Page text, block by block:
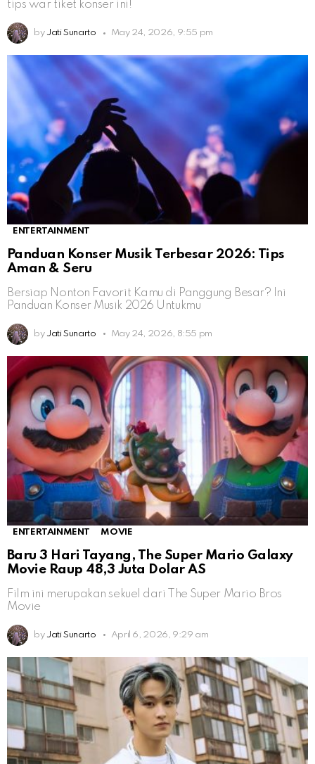
tips war tiket konser ini!
by Jati Sunarto May 24, 2026, 9:55 pm
ENTERTAINMENT
Panduan Konser Musik Terbesar 2026: Tips
Aman & Seru
Bersiap Nonton Favorit Kamu di Panggung Besar? Ini
Panduan Konser Musik 2026 Untukmu
by Jati Sunarto May 24, 2026, 8:55 pm
ENTERTAINMENT MOVIE
Baru 3 Hari Tayang, The Super Mario Galaxy
Movie Raup 48,3 Juta Dolar AS
Film ini merupakan sekuel dari The Super Mario Bros
Movie
by Jati Sunarto April 6, 2026, 9:29 am